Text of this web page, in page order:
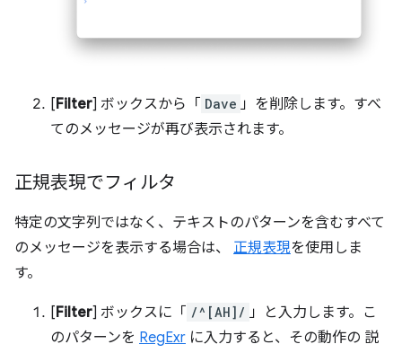
[Filter] ボックスから「 Dave 」を削除します。すべ
てのメッセージが再び表示されます。
正規表現でフィルタ
特定の文字列ではなく、テキストのパターンを含むすべて
のメッセージを表示する場合は、 正規表現を使用しま
す。
[Filter] ボックスに「 /^[AH]/ 」と入力します。こ
のパターンを RegExr に入力すると、その動作の 説